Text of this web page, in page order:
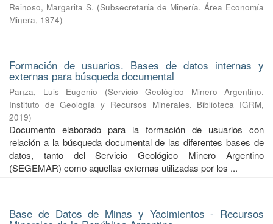
Reinoso, Margarita S. (Subsecretaría de Minería. Área Economía
Minera, 1974)
Formación de usuarios. Bases de datos internas y
externas para búsqueda documental
Panza, Luis Eugenio (Servicio Geológico Minero Argentino.
Instituto de Geología y Recursos Minerales. Biblioteca IGRM,
2019)
Documento elaborado para la formación de usuarios con
relación a la búsqueda documental de las diferentes bases de
datos, tanto del Servicio Geológico Minero Argentino
(SEGEMAR) como aquellas externas utilizadas por los ...
Base de Datos de Minas y Yacimientos - Recursos